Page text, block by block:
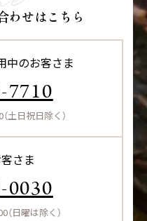
わせはこちら
中のお客さま
7710
土日祝日除く）
さま
0030
日曜は除く）